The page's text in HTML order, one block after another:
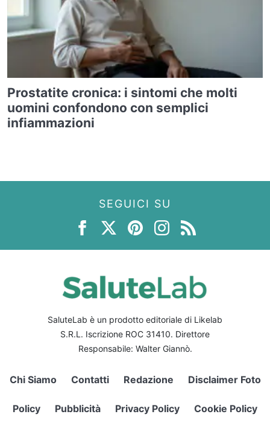
Prostatite cronica: i sintomi che molti
uomini confondono con semplici
infiammazioni
SEGUICI SU
SaluteLab è un prodotto editoriale di Likelab
S.R.L. Iscrizione ROC 31410. Direttore
Responsabile: Walter Giannò.
Chi Siamo Contatti Redazione Disclaimer Foto
Policy Pubblicità Privacy Policy Cookie Policy